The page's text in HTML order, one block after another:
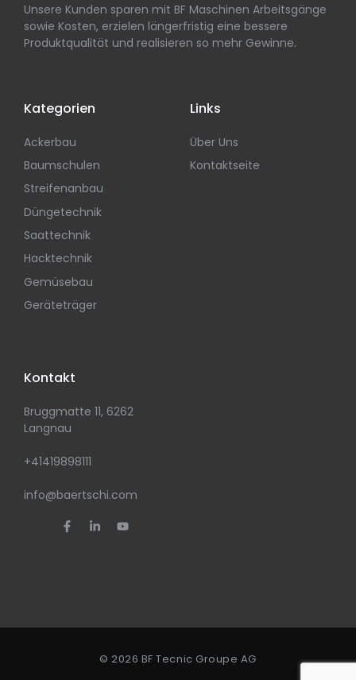
Unsere Kunden sparen mit BF Maschinen Arbeitsgänge
sowie Kosten, erzielen längerfristig eine bessere
Produktqualität und realisieren so mehr Gewinne.
Kategorien
Ackerbau
Baumschulen
Streifenanbau
Düngetechnik
Saattechnik
Hacktechnik
Gemüsebau
Geräteträger
Links
Über Uns
Kontaktseite
Kontakt
Bruggmatte 11, 6262
Langnau
+41419898111
info@baertschi.com
© 2026 BF Tecnic Groupe AG